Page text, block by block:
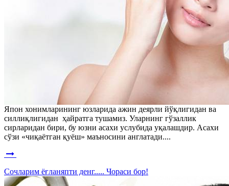
Япон хонимларининг юзларида ажин деярли йўқлигидан ва
силлиқлигидан ҳайратга тушамиз. Уларнинг гўзаллик
сирларидан бири, бу юзни асахи услубида уқалашдир. Асахи
сўзи «чиқаётган қуёш» маъносини англатади....
Сочларим ёғланяпти денг..... Чораси бор!